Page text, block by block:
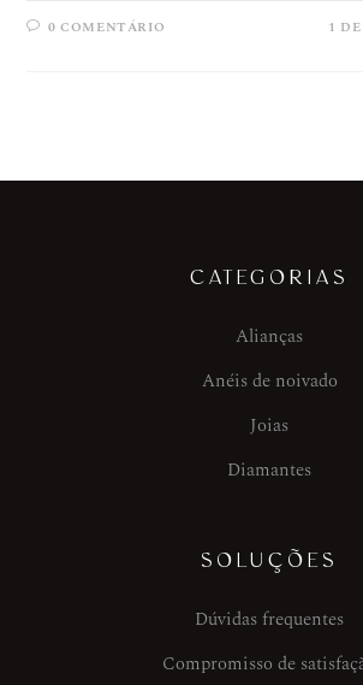
0 COMENTÁRIO 1
CATEGORIAS
Alianças
Anéis de noivado
Joias
Diamantes
SOLUÇÕES
Dúvidas frequentes
Compromisso de